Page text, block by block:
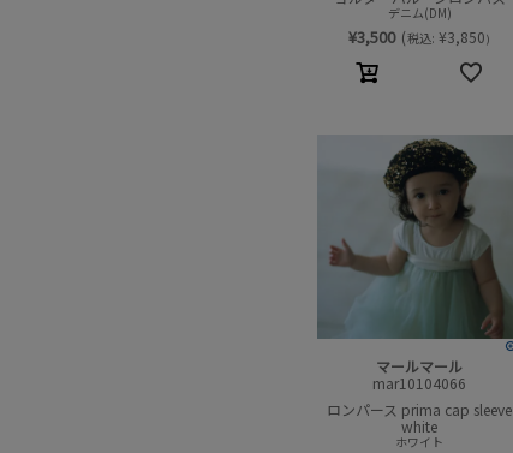
デニム(DM)
¥3,500 (税込: ¥3,850)
マールマール
mar10104066
ロンパース prima cap sleeve
white
ホワイト